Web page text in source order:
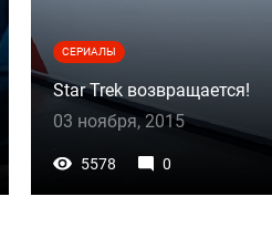
СЕРИАЛЫ
Star Trek возвращается!
03 ноября, 2015
5578 0